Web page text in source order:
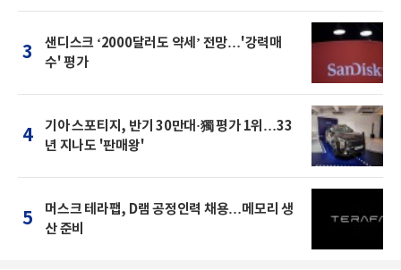
3
샌디스크 ‘2000달러도 약세’ 전망…'강력매
수' 평가
4
기아 스포티지, 반기 30만대·獨 평가 1위…33
년 지나도 '판매왕'
5
머스크 테라팹, D램 공정인력 채용…메모리 생
산 준비